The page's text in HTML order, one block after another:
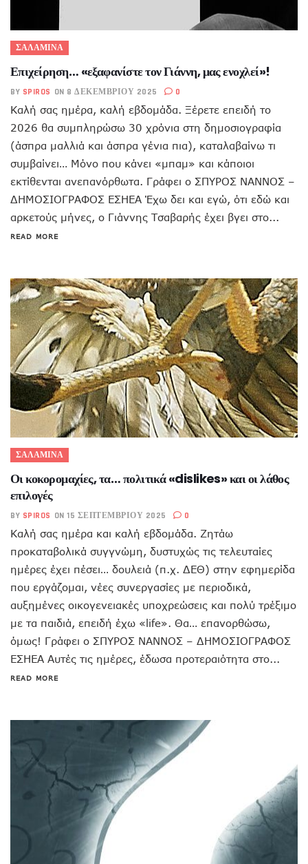
ΣΑΛΑΜΙΝΑ
Επιχείρηση… «εξαφανίστε τον Γιάννη, μας ενοχλεί»!
BY SPIROS ON 8 ΔΕΚΕΜΒΡΊΟΥ 2025 0
Καλή σας ημέρα, καλή εβδομάδα. Ξέρετε επειδή το
2026 θα συμπληρώσω 30 χρόνια στη δημοσιογραφία
(άσπρα μαλλιά και άσπρα γένια πια), καταλαβαίνω τι
συμβαίνει… Μόνο που κάνει «μπαμ» και κάποιοι
εκτίθενται ανεπανόρθωτα. Γράφει ο ΣΠΥΡΟΣ ΝΑΝΝΟΣ –
ΔΗΜΟΣΙΟΓΡΑΦΟΣ ΕΣΗΕΑ Έχω δει και εγώ, ότι εδώ και
αρκετούς μήνες, ο Γιάννης Τσαβαρής έχει βγει στο...
READ MORE
ΣΑΛΑΜΙΝΑ
Οι κοκορομαχίες, τα… πολιτικά «dislikes» και οι λάθος
επιλογές
BY SPIROS ON 15 ΣΕΠΤΕΜΒΡΊΟΥ 2025 0
Καλή σας ημέρα και καλή εβδομάδα. Ζητάω
προκαταβολικά συγγνώμη, δυστυχώς τις τελευταίες
ημέρες έχει πέσει… δουλειά (π.χ. ΔΕΘ) στην εφημερίδα
που εργάζομαι, νέες συνεργασίες με περιοδικά,
αυξημένες οικογενειακές υποχρεώσεις και πολύ τρέξιμο
με τα παιδιά, επειδή έχω «life». Θα… επανορθώσω,
όμως! Γράφει ο ΣΠΥΡΟΣ ΝΑΝΝΟΣ – ΔΗΜΟΣΙΟΓΡΑΦΟΣ
ΕΣΗΕΑ Αυτές τις ημέρες, έδωσα προτεραιότητα στο...
READ MORE